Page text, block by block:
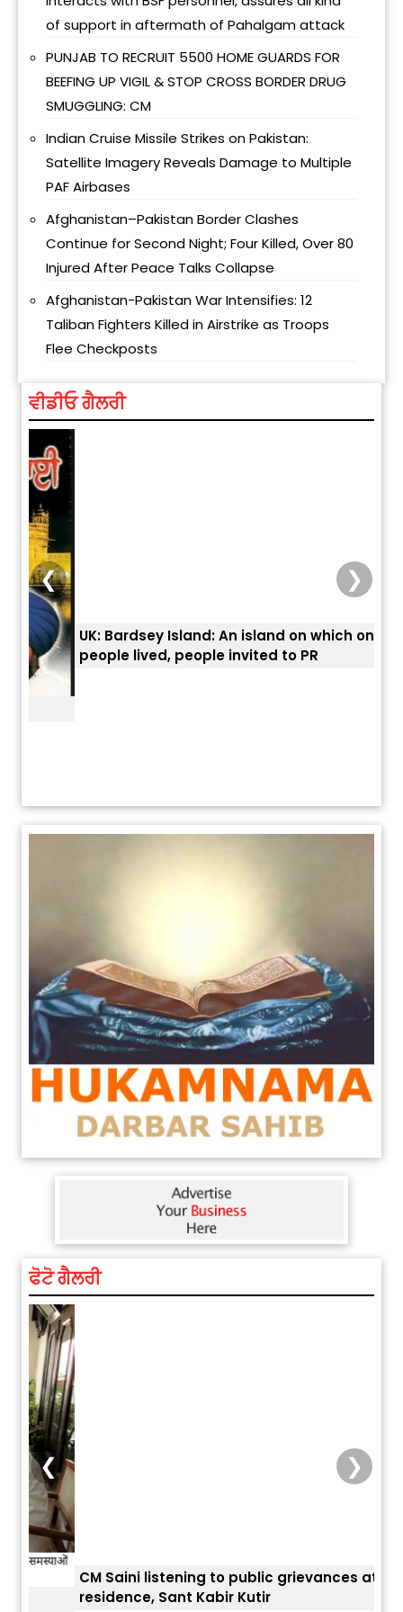
of support in aftermath of Pahalgam attack
PUNJAB TO RECRUIT 5500 HOME GUARDS FOR
BEEFING UP VIGIL & STOP CROSS BORDER DRUG
SMUGGLING: CM
Indian Cruise Missile Strikes on Pakistan:
Satellite Imagery Reveals Damage to Multiple
PAF Airbases
Afghanistan–Pakistan Border Clashes
Continue for Second Night; Four Killed, Over 80
Injured After Peace Talks Collapse
Afghanistan-Pakistan War Intensifies: 12
Taliban Fighters Killed in Airstrike as Troops
Flee Checkposts
ਵੀਡੀਓ ਗੈਲਰੀ
UK: Bardsey Island: An island on which only 3
people lived, people invited to PR
❮ ❯
ਫੋਟੋ ਗੈਲਰੀ
CM Saini listening to public grievances at his
residence, Sant Kabir Kutir
❮ ❯